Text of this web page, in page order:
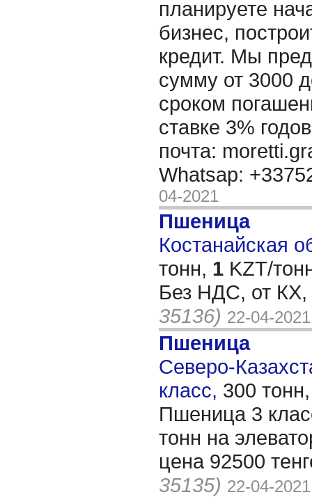
планируете
бизнес,
кредит. Мы
сумму от 3000
сроком
ставке 3%
почта:
Whatsap:
04-2021
Пшеница
Костанайская
тонн, 1 KZT/
Без НДС, от
35136) 22-04-2021
Пшеница
Северо-
класс, 300
Пшеница 3
тонн на
цена 92500
35135) 22-04-2021